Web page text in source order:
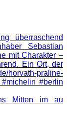
Mitten im au